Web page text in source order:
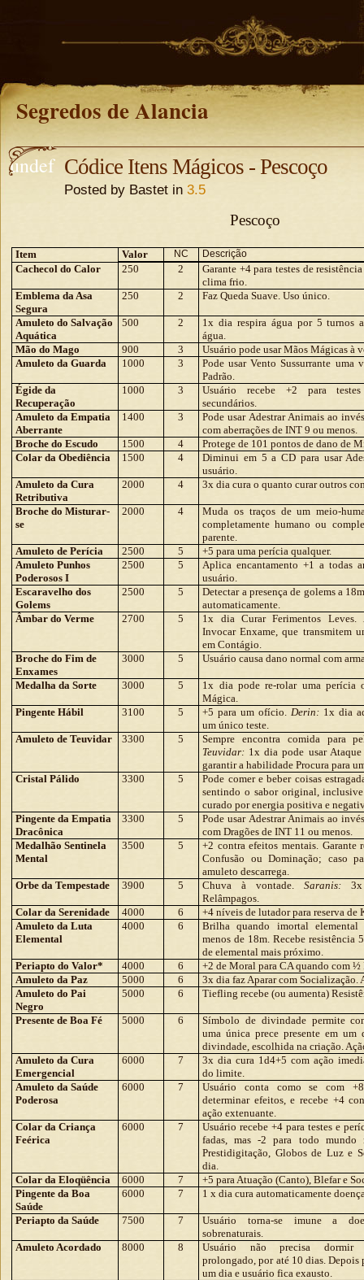
Segredos de Alancia
undef Códice Itens Mágicos - Pescoço
Posted by Bastet in 3.5
Pescoço
Item Valor NC Descrição
Cachecol do Calor 250 2
Garante +4 para testes de
clima frio.
Emblema da Asa
Segura
250 2 Faz Queda Suave. Uso único.
Amuleto do Salvação
Aquática
500 2
1x dia respira água por 5 turnos
água.
Mão do Mago
900 3
Usuário pode usar Mãos Mágicas à
Amuleto da Guarda
1000 3
Pode usar Vento Sussurrante uma
Padrão.
Égide da
Recuperação
1000 3
Usuário recebe +2 para
secundários.
Amuleto da Empatia
Aberrante
1400 3
Pode usar Adestrar Animais ao
com aberrações de INT 9 ou menos.
Broche do Escudo
1500 4
Protege de 101 pontos de dano de
Colar da Obediência
1500 4
Diminui em 5 a CD para usar
usuário.
Amuleto da Cura
Retributiva
2000 4 3x dia cura o quanto curar outros
Broche do Misturar-
se
2000 4
Muda os traços de um meio-
completamente humano ou
parente.
Amuleto de Perícia
2500 5
+5 para uma perícia qualquer.
Amuleto Punhos
Poderosos I
2500 5
Aplica encantamento +1 a todas
usuário.
Escaravelho dos
Golems
2500 5
Detectar a presença de golems a
automaticamente.
Âmbar do Verme
2700 5 1x dia Curar Ferimentos Leves.
Invocar Enxame, que transmitem
em Contágio.
Broche do Fim de
Enxames
3000 5 Usuário causa dano normal com
Medalha da Sorte 3000 5
1x dia pode re-rolar uma perícia
Mágica.
Pingente Hábil
3100 5 +5 para um ofício.Derin: 1x dia
um único teste.
Amuleto de Teuvidar
3300 5
Sempre encontra comida para
Teuvidar: 1x dia pode usar
garantir a habilidade Procura para
Cristal Pálido
3300 5
Pode comer e beber coisas
sentindo o sabor original,
curado por energia positiva e
Pingente da Empatia
Dracônica
3300 5
Pode usar Adestrar Animais ao
com Dragões de INT 11 ou menos.
Medalhão Sentinela
Mental
3500 5
+2 contra efeitos mentais. Garante
Confusão ou Dominação; caso
amuleto descarrega.
Orbe da Tempestade
3900 5 Chuva à vontade. Saranis: 3x
Relâmpagos.
Colar da Serenidade
4000 6
+4 níveis de lutador para reserva de
Amuleto da Luta
Elemental
4000 6
Brilha quando imortal elemental
menos de 18m. Recebe resistência
de elemental mais próximo.
Periapto do Valor*
4000 6
+2 de Moral para CA quando com ½
Amuleto da Paz
5000 6
3x dia faz Aparar com Socialização.
Amuleto do Pai
Negro
5000 6 Tiefling recebe (ou aumenta)
Presente de Boa Fé 5000 6
Símbolo de divindade permite
uma única prece presente em um
divindade, escolhida na criação.
Amuleto da Cura
Emergencial
6000 7
3x dia cura 1d4+5 com ação
do limite.
Amuleto da Saúde
Poderosa
6000 7
Usuário conta como se com
determinar efeitos, e recebe +4
ação extenuante.
Colar da Criança
Feérica
6000 7
Usuário recebe +4 para testes e
fadas, mas -2 para todo mundo
Prestidigitação, Globos de Luz e
dia.
Colar da Eloqüência
6000 7
+5 para Atuação (Canto), Blefar e
Pingente da Boa
Saúde
6000 7 1 x dia cura automaticamente
Periapto da Saúde 7500 7
Usuário torna-se imune a
sobrenaturais.
Amuleto Acordado
8000 8
Usuário não precisa dormir
prolongado, por até 10 dias. Depois
um dia e usuário fica exausto.